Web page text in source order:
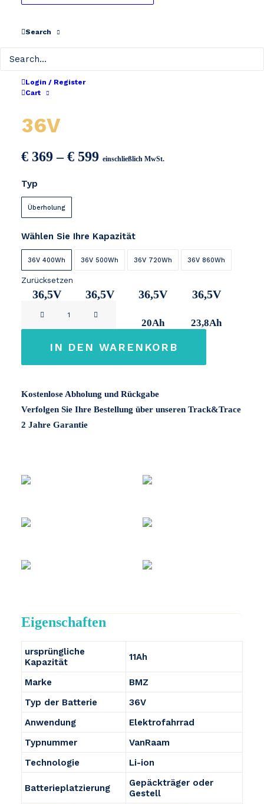
Search
Login / Register
Cart
BMZ / VanRaam Cube
36V
€ 369 –€ 599Preisspanne:
einschließlich MwSt.
Typ
Überholung
Wählen Sie Ihre Kapazität
36V 400Wh
36,5V
36V 500Wh
36,5V
36V 720Wh
36,5V
20Ah
36V 860Wh
36,5V
23,8Ah
Zurücksetzen
IN DEN WARENKORB
Kostenlose Abholung und Rückgabe
Verfolgen Sie Ihre Bestellung über unseren Track&Trace
2 Jahre Garantie
Eigenschaften
ursprüngliche
Kapazität
11Ah
Marke
BMZ
Typ der Batterie
36V
Anwendung
Elektrofahrrad
Typnummer
VanRaam
Technologie
Li-ion
Batterieplatzierung
Gepäckträger oder
Gestell